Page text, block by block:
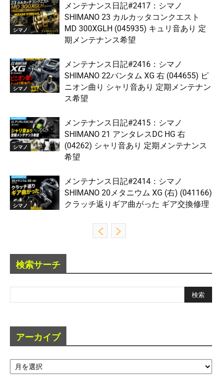
シマノ
メンテナンス日記#2417：シマノ
SHIMANO 23 カルカッタコンクエスト
MD 300XGLH (045935) キュリ音あり 定
期メンテナンス希望
シマノ
メンテナンス日記#2416：シマノ
SHIMANO 22バンタム XG 右 (044655) ピ
ニオン曲り シャリ音あり 定期メンテナン
ス希望
シマノ
メンテナンス日記#2415：シマノ
SHIMANO 21 アンタレスDC HG 右
(04262) シャリ音あり 定期メンテナンス
希望
シマノ
メンテナンス日記#2414：シマノ
SHIMANO 20メタニウム XG (右) (041166)
クラッチ返りギア曲がった ギア交換修理
検索サーチ
アーカイブ
ア
ー